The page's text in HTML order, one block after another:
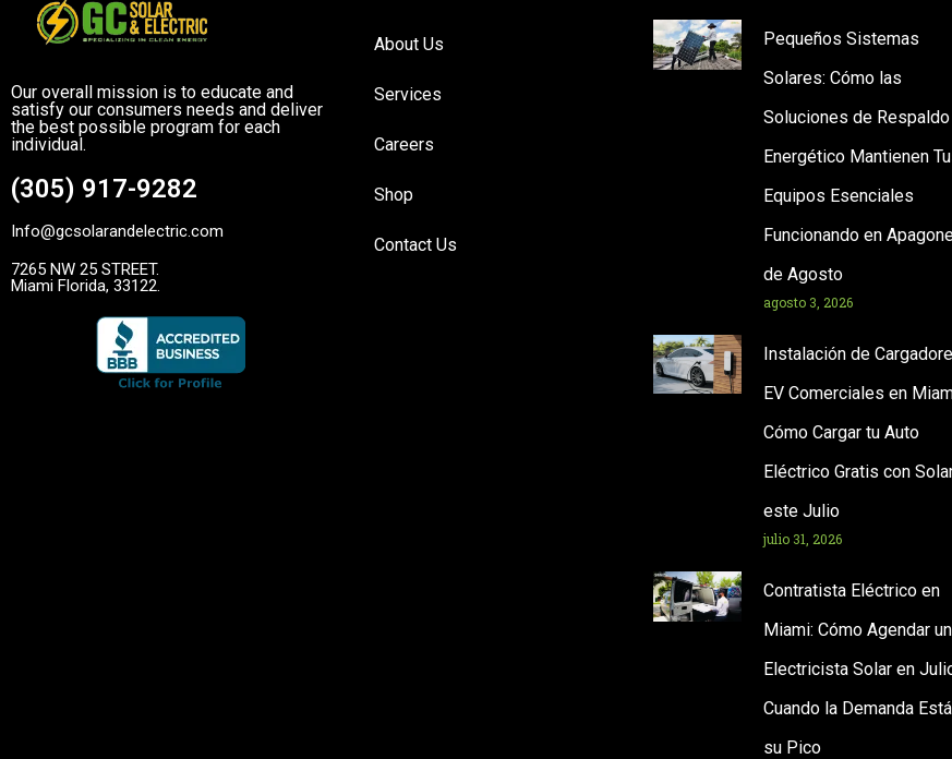
Our overall mission is to educate and
satisfy our consumers needs and deliver
the best possible program for each
individual.
(305) 917-9282
Info@gcsolarandelectric.com
7265 NW 25 STREET.
Miami Florida, 33122.
About Us
Services
Careers
Shop
Contact Us
Pequeños Sistemas
Solares: Cómo las
Soluciones de Respaldo
Energético Mantienen
Equipos Esenciales
Funcionando en
de Agosto
agosto 3, 2026
Instalación de
EV Comerciales en
Cómo Cargar tu Auto
Eléctrico Gratis con
este Julio
julio 31, 2026
Contratista Eléctrico en
Miami: Cómo Agendar un
Electricista Solar en
Cuando la Demanda
su Pico